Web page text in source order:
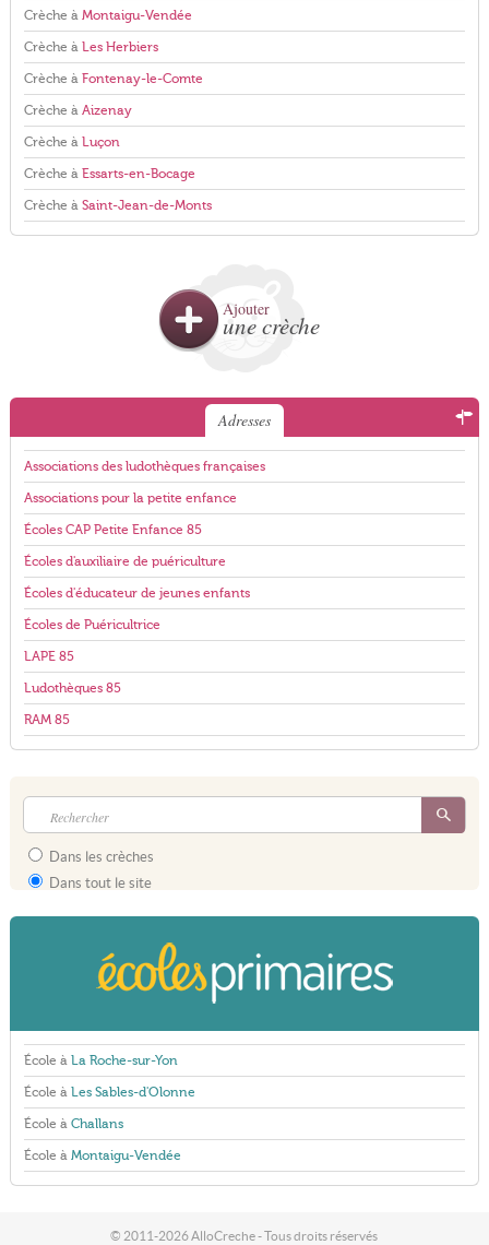
Crèche à Montaigu-Vendée
Crèche à Les Herbiers
Crèche à Fontenay-le-Comte
Crèche à Aizenay
Crèche à Luçon
Crèche à Essarts-en-Bocage
Crèche à Saint-Jean-de-Monts
Ajouter
une crèche
Adresses
Associations des ludothèques françaises
Associations pour la petite enfance
Écoles CAP Petite Enfance 85
Écoles d'auxiliaire de puériculture
Écoles d'éducateur de jeunes enfants
Écoles de Puéricultrice
LAPE 85
Ludothèques 85
RAM 85
Dans les crèches
Dans tout le site
École à La Roche-sur-Yon
École à Les Sables-d'Olonne
École à Challans
École à Montaigu-Vendée
© 2011-2026 AlloCreche - Tous droits réservés